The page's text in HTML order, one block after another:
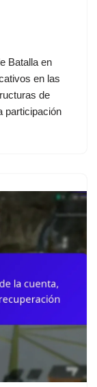
Batalla en
en las
de
participación